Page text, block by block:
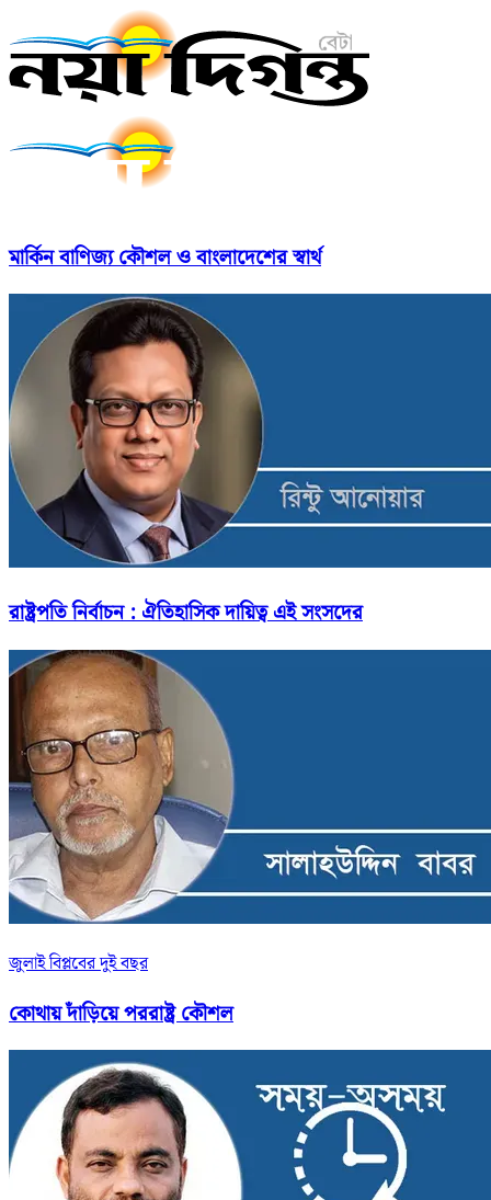
মার্কিন বাণিজ্য কৌশল ও বাংলাদেশের স্বার্থ
রাষ্ট্রপতি নির্বাচন : ঐতিহাসিক দায়িত্ব এই সংসদের
জুলাই বিপ্লবের দুই বছর
কোথায় দাঁড়িয়ে পররাষ্ট্র কৌশল